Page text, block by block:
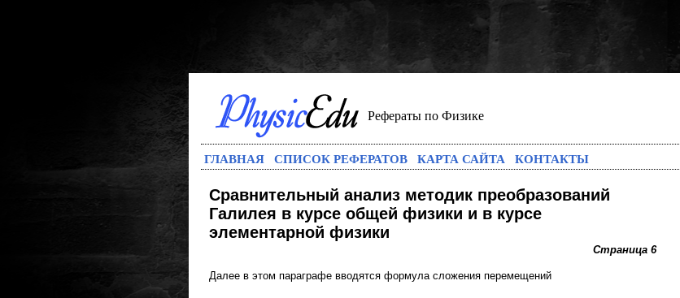
Рефераты по Физике
ГЛАВНАЯ СПИСОК РЕФЕРАТОВ КАРТА САЙТА КОНТАКТЫ
Сравнительный анализ методик преобразований
Галилея в курсе общей физики и в курсе
элементарной физики
Страница 6
Далее в этом параграфе вводятся формула сложения перемещений